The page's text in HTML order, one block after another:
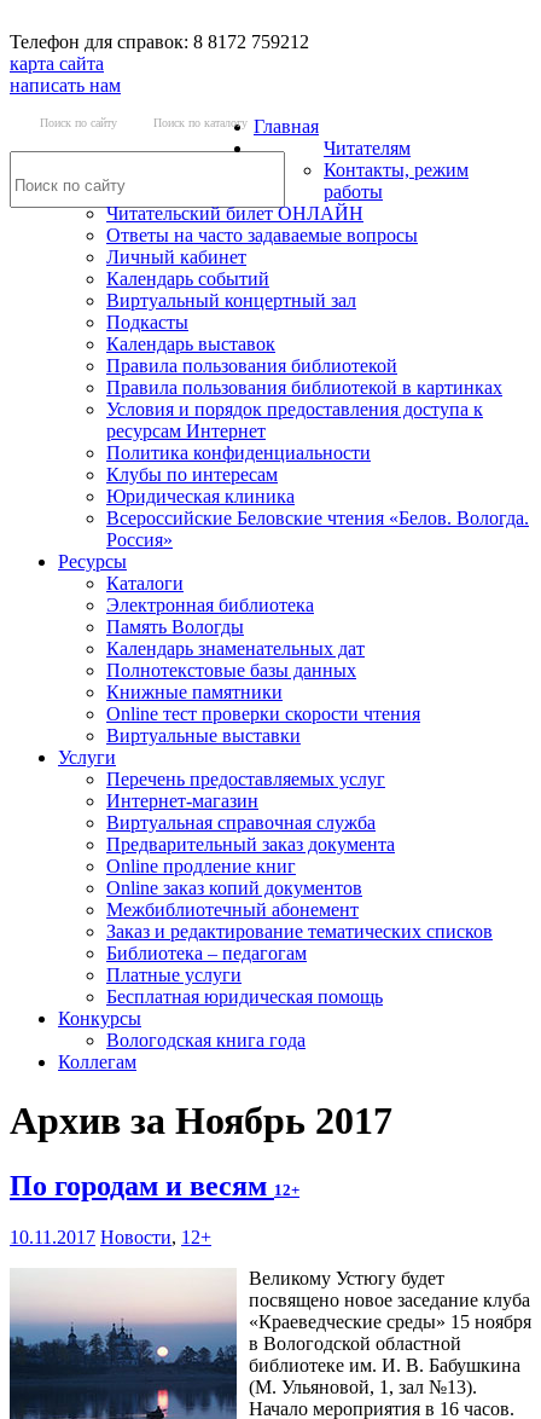
Телефон для справок: 8 8172 759212
карта сайта
написать нам
Поиск по сайту Поиск по каталогу Главная
Читателям
Контакты, режим
работы
Читательский билет ОНЛАЙН
Ответы на часто задаваемые вопросы
Личный кабинет
Календарь событий
Виртуальный концертный зал
Подкасты
Календарь выставок
Правила пользования библиотекой
Правила пользования библиотекой в картинках
Условия и порядок предоставления доступа к
ресурсам Интернет
Политика конфиденциальности
Клубы по интересам
Юридическая клиника
Всероссийские Беловские чтения «Белов. Вологда.
Россия»
Ресурсы
Каталоги
Электронная библиотека
Память Вологды
Календарь знаменательных дат
Полнотекстовые базы данных
Книжные памятники
Online тест проверки скорости чтения
Виртуальные выставки
Услуги
Перечень предоставляемых услуг
Интернет-магазин
Виртуальная справочная служба
Предварительный заказ документа
Online продление книг
Online заказ копий документов
Межбиблиотечный абонемент
Заказ и редактирование тематических списков
Библиотека – педагогам
Платные услуги
Бесплатная юридическая помощь
Конкурсы
Вологодская книга года
Коллегам
Архив за Ноябрь 2017
По городам и весям 12+
10.11.2017 Новости, 12+
Великому Устюгу будет
посвящено новое заседание клуба
«Краеведческие среды» 15 ноября
в Вологодской областной
библиотеке им. И. В. Бабушкина
(М. Ульяновой, 1, зал №13).
Начало мероприятия в 16 часов.